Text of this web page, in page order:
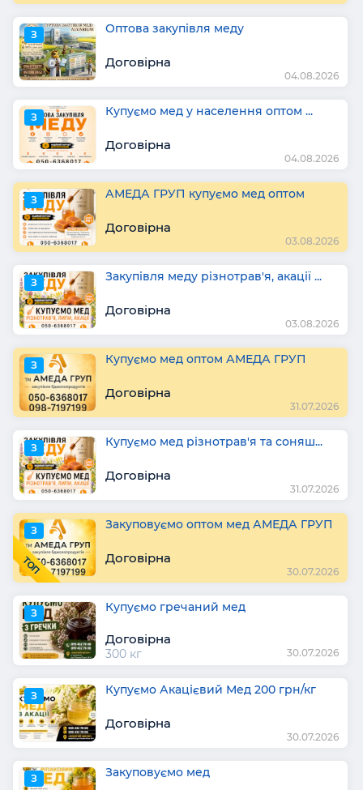
З Оптова закупівля меду
Договірна
04.08.2026
З Купуємо мед у населення оптом ...
Договірна
04.08.2026
З АМЕДА ГРУП купуємо мед оптом
Договірна
03.08.2026
З Закупівля меду різнотрав'я, акації ...
Договірна
03.08.2026
З Купуємо мед оптом АМЕДА ГРУП
Договірна
31.07.2026
З Купуємо мед різнотрав'я та соняш...
Договірна
31.07.2026
ТОП
З Закуповуємо оптом мед АМЕДА ГРУП
Договірна
30.07.2026
З Купуємо гречаний мед
Договірна
300 кг 30.07.2026
З Купуємо Акацієвий Мед 200 грн/кг
Договірна
30.07.2026
З Закуповуємо мед